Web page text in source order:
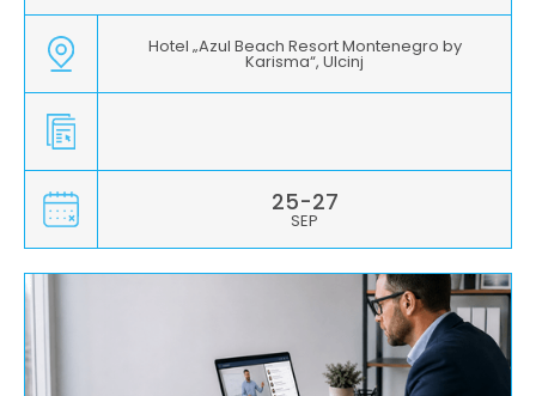
Hotel „Azul Beach Resort Montenegro by
Karisma“, Ulcinj
25-27
SEP